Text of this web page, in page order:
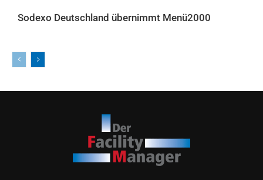
Sodexo Deutschland übernimmt Menü2000